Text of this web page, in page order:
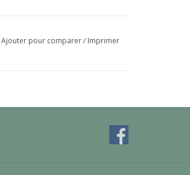
Ajouter pour comparer/ Imprimer